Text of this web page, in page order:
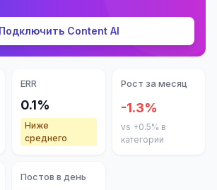
Подключить Content AI
ERR
0.1%
Ниже
среднего
Рост за месяц
-1.3%
vs +0.5% в
категории
Постов в день